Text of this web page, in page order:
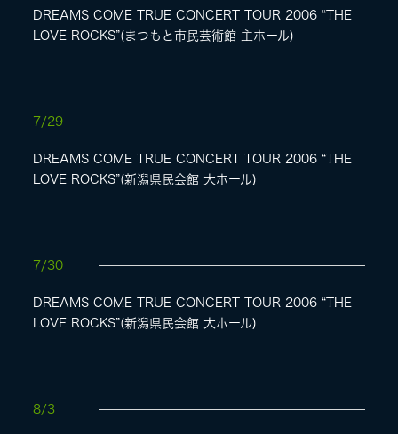
DREAMS COME TRUE CONCERT TOUR 2006 “THE
LOVE ROCKS”(まつもと市民芸術館 主ホール)
7/29
DREAMS COME TRUE CONCERT TOUR 2006 “THE
LOVE ROCKS”(新潟県民会館 大ホール)
7/30
DREAMS COME TRUE CONCERT TOUR 2006 “THE
LOVE ROCKS”(新潟県民会館 大ホール)
8/3